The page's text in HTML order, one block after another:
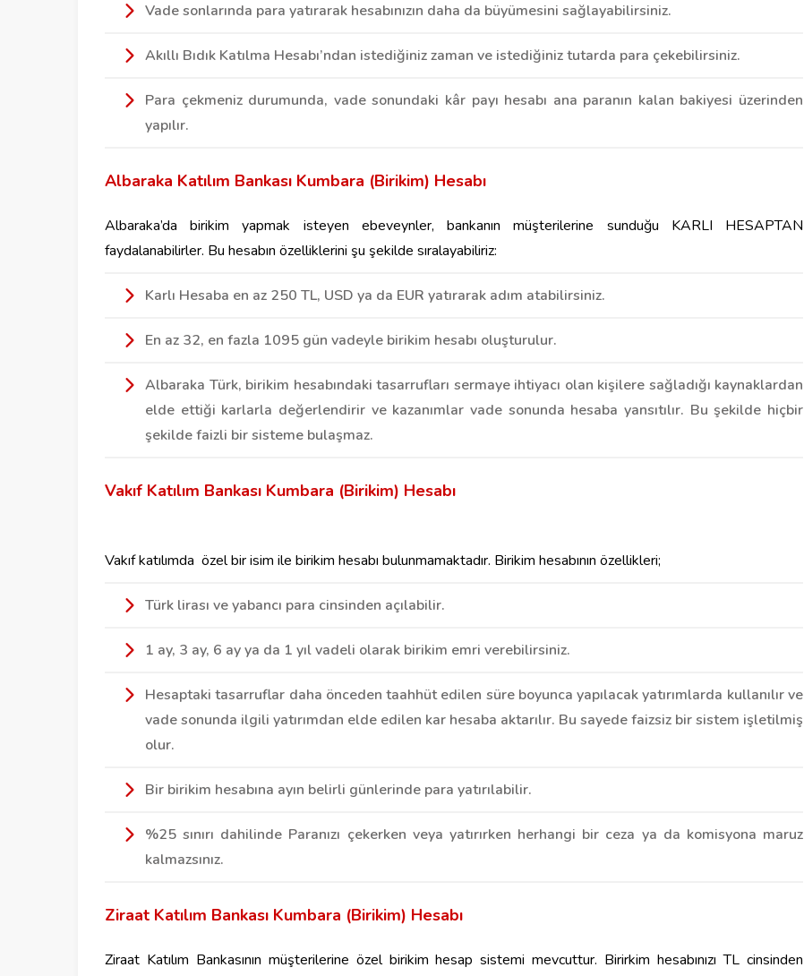
Vade sonlarında para yatırarak hesabınızın daha da büyümesini sağlayabilirsiniz.
Akıllı Bıdık Katılma Hesabı’ndan istediğiniz zaman ve istediğiniz tutarda para çekebilirsiniz.
Para çekmeniz durumunda, vade sonundaki kâr payı hesabı ana paranın kalan bakiyesi üzerinden
yapılır.
Albaraka Katılım Bankası Kumbara (Birikim) Hesabı
Albaraka’da birikim yapmak isteyen ebeveynler, bankanın müşterilerine sunduğu KARLI HESAPTAN
faydalanabilirler. Bu hesabın özelliklerini şu şekilde sıralayabiliriz:
Karlı Hesaba en az 250 TL, USD ya da EUR yatırarak adım atabilirsiniz.
En az 32, en fazla 1095 gün vadeyle birikim hesabı oluşturulur.
Albaraka Türk, birikim hesabındaki tasarrufları sermaye ihtiyacı olan kişilere sağladığı kaynaklardan
elde ettiği karlarla değerlendirir ve kazanımlar vade sonunda hesaba yansıtılır. Bu şekilde hiçbir
şekilde faizli bir sisteme bulaşmaz.
Vakıf Katılım Bankası Kumbara (Birikim) Hesabı
Vakıf katılımda özel bir isim ile birikim hesabı bulunmamaktadır. Birikim hesabının özellikleri;
Türk lirası ve yabancı para cinsinden açılabilir.
1 ay, 3 ay, 6 ay ya da 1 yıl vadeli olarak birikim emri verebilirsiniz.
Hesaptaki tasarruflar daha önceden taahhüt edilen süre boyunca yapılacak yatırımlarda kullanılır ve
vade sonunda ilgili yatırımdan elde edilen kar hesaba aktarılır. Bu sayede faizsiz bir sistem işletilmiş
olur.
Bir birikim hesabına ayın belirli günlerinde para yatırılabilir.
%25 sınırı dahilinde Paranızı çekerken veya yatırırken herhangi bir ceza ya da komisyona maruz
kalmazsınız.
Ziraat Katılım Bankası Kumbara (Birikim) Hesabı
Ziraat Katılım Bankasının müşterilerine özel birikim hesap sistemi mevcuttur. Birirkim hesabınızı TL cinsinden